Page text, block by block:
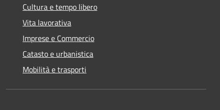
Cultura e tempo libero
Vita lavorativa
Imprese e Commercio
Catasto e urbanistica
Mobilità e trasporti